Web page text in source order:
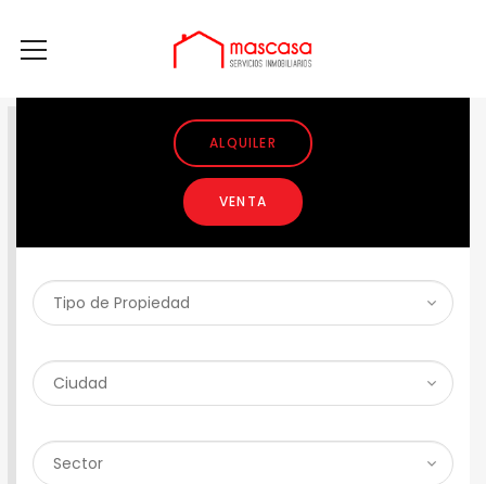
ALQUILER
VENTA